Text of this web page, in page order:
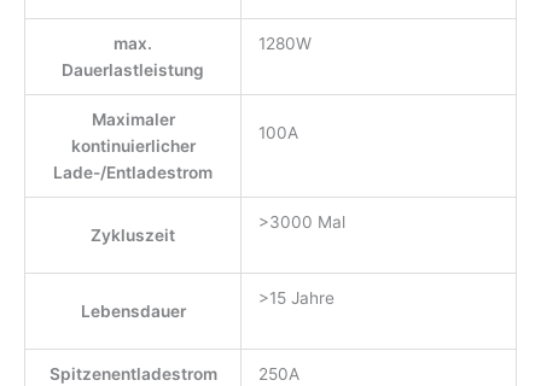
max.
Dauerlastleistung
1280W
Maximaler
kontinuierlicher
Lade-/Entladestrom
100A
Zykluszeit
>3000 Mal
Lebensdauer
>15 Jahre
Spitzenentladestrom
250A